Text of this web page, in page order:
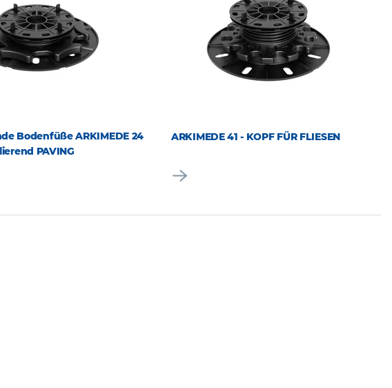
Bodenfüße ARKIMEDE 24
PAVING
ARKIMEDE 41 - KOPF FÜR FLIESEN